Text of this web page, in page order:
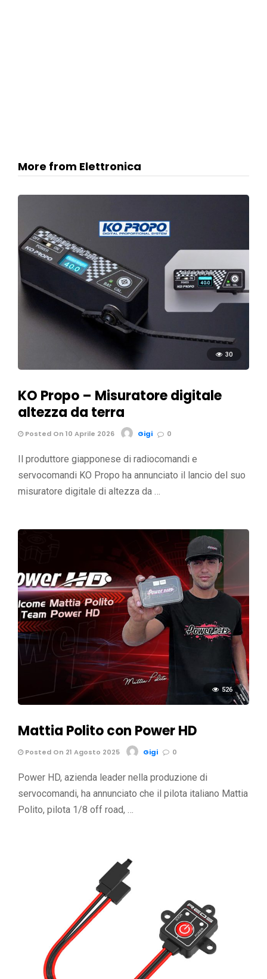
More from Elettronica
30
KO Propo – Misuratore digitale
altezza da terra
Posted On 10 Aprile 2026 Gigi 0
Il produttore giapponese di radiocomandi e
servocomandi KO Propo ha annunciato il lancio del suo
misuratore digitale di altezza da …
526
Mattia Polito con Power HD
Posted On 21 Agosto 2025 Gigi 0
Power HD, azienda leader nella produzione di
servocomandi, ha annunciato che il pilota italiano Mattia
Polito, pilota 1/8 off road, …